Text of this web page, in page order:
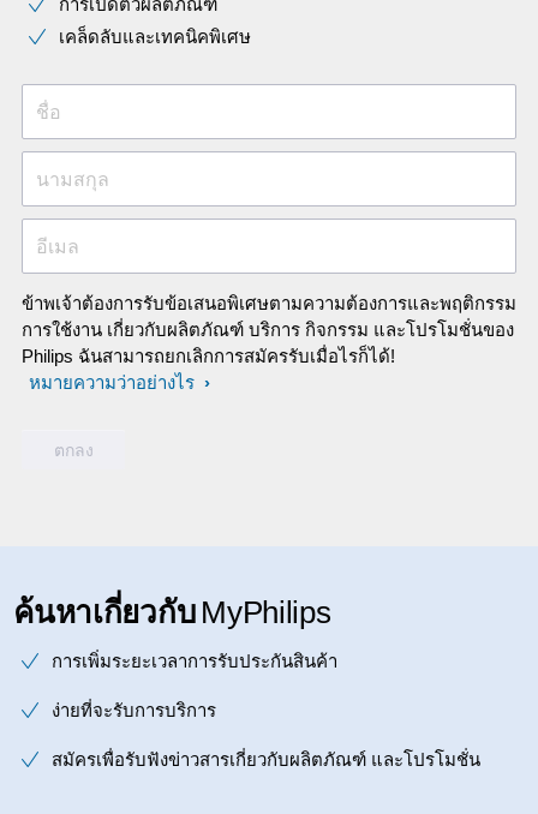
การเปิดตัวผลิตภัณฑ์
เคล็ดลับและเทคนิคพิเศษ
ชื่อ
นามสกุล
อีเมล
ข้าพเจ้าต้องการรับข้อเสนอพิเศษตามความต้องการและพฤติกรรม
การใช้งาน เกี่ยวกับผลิตภัณฑ์ บริการ กิจกรรม และโปรโมชั่นของ
Philips ฉันสามารถยกเลิกการสมัครรับเมื่อไรก็ได้!
หมายความว่าอย่างไร
ค้นหาเกี่ยวกับ MyPhilips
การเพิ่มระยะเวลาการรับประกันสินค้า
ง่ายที่จะรับการบริการ
สมัครเพื่อรับฟังข่าวสารเกี่ยวกับผลิตภัณฑ์ และโปรโมชั่น